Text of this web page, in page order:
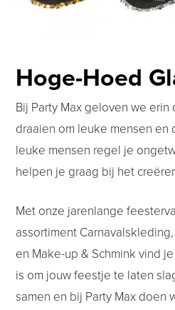
Hoge-Hoed
Bij Party Max geloven we
draaien om leuke mensen en
leuke mensen regel je
helpen je graag bij het
Met onze jarenlange
assortiment
en Make-up & Schmink vind
is om jouw feestje te laten
samen en bij Party Max doen